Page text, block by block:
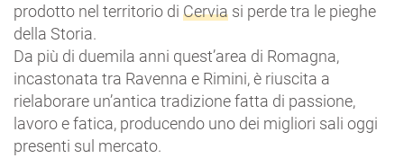
prodotto nel territorio di Cervia si perde tra le pieghe
della Storia.
Da più di duemila anni quest’area di Romagna,
incastonata tra Ravenna e Rimini, è riuscita a
rielaborare un’antica tradizione fatta di passione,
lavoro e fatica, producendo uno dei migliori sali oggi
presenti sul mercato.